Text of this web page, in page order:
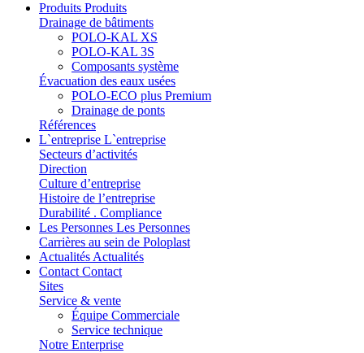
Produits Produits
Drainage de bâtiments
POLO-KAL XS
POLO-KAL 3S
Composants système
Évacuation des eaux usées
POLO-ECO plus Premium
Drainage de ponts
Références
L`entreprise L`entreprise
Secteurs d’activités
Direction
Culture d’entreprise
Histoire de l’entreprise
Durabilité . Compliance
Les Personnes Les Personnes
Carrières au sein de Poloplast
Actualités Actualités
Contact Contact
Sites
Service & vente
Équipe Commerciale
Service technique
Notre Enterprise